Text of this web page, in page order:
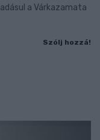
a Várkazamata
Szólj hozzá!